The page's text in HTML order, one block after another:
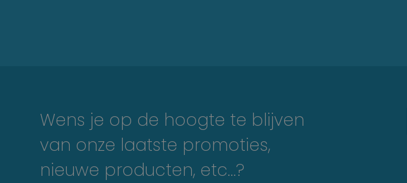
Wens je op de hoogte te blijven
van onze laatste promoties,
nieuwe producten, etc…?